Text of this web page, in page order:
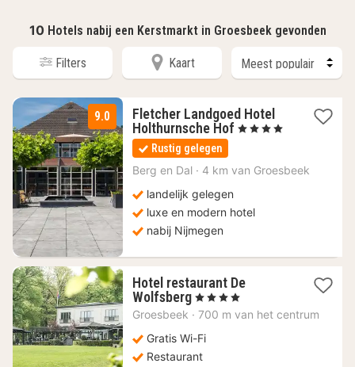
10 Hotels nabij een Kerstmarkt in Groesbeek gevonden
Filters Kaart
9.0
Fletcher Landgoed Hotel
Holthurnsche Hof 1
84
, 4 Sterren
Rustig gelegen
Berg en Dal · 4 km van Groesbeek
landelijk gelegen
luxe en modern hotel
nabij Nijmegen
Hotel restaurant De
Wolfsberg 1
nacht
117,87
€
, 4 Sterren
Groesbeek · 700 m van het centrum
Gratis Wi-Fi
Restaurant